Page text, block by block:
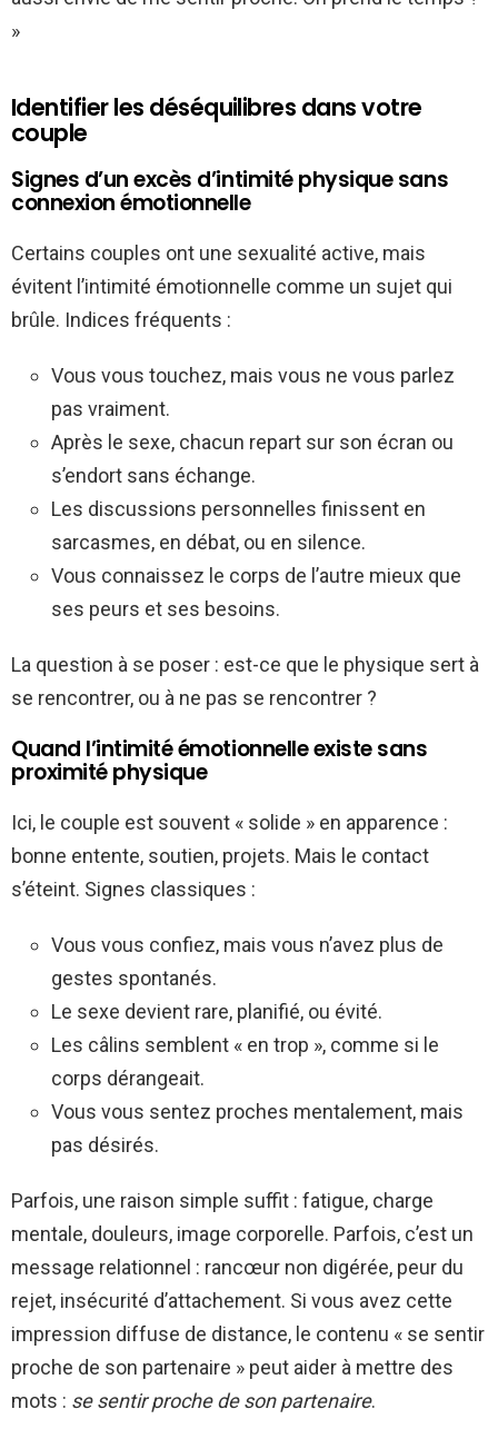
»
Identifier les déséquilibres dans votre
couple
Signes d’un excès d’intimité physique sans
connexion émotionnelle
Certains couples ont une sexualité active, mais
évitent l’intimité émotionnelle comme un sujet qui
brûle. Indices fréquents :
Vous vous touchez, mais vous ne vous parlez
pas vraiment.
Après le sexe, chacun repart sur son écran ou
s’endort sans échange.
Les discussions personnelles finissent en
sarcasmes, en débat, ou en silence.
Vous connaissez le corps de l’autre mieux que
ses peurs et ses besoins.
La question à se poser : est-ce que le physique sert à
se rencontrer, ou à ne pas se rencontrer ?
Quand l’intimité émotionnelle existe sans
proximité physique
Ici, le couple est souvent « solide » en apparence :
bonne entente, soutien, projets. Mais le contact
s’éteint. Signes classiques :
Vous vous confiez, mais vous n’avez plus de
gestes spontanés.
Le sexe devient rare, planifié, ou évité.
Les câlins semblent « en trop », comme si le
corps dérangeait.
Vous vous sentez proches mentalement, mais
pas désirés.
Parfois, une raison simple suffit : fatigue, charge
mentale, douleurs, image corporelle. Parfois, c’est un
message relationnel : rancœur non digérée, peur du
rejet, insécurité d’attachement. Si vous avez cette
impression diffuse de distance, le contenu « se sentir
proche de son partenaire » peut aider à mettre des
mots : se sentir proche de son partenaire.